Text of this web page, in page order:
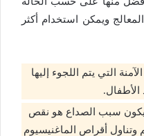
ويمكن استخدام أكثر
التي يتم اللجوء إليها
الأطفال.
سبب الصداع هو نقص
أقراص الماغنيسيوم